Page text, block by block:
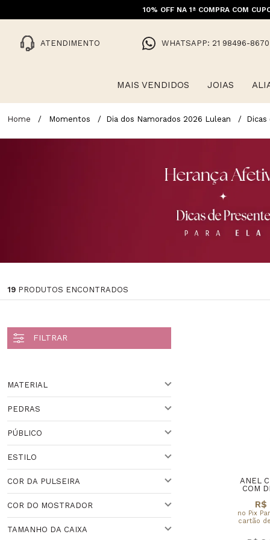
10% OFF NA 1ª COMPRA COM
ATENDIMENTO WHATSAPP: 21 98496-8670
MAIS VENDIDOS JOIAS
Momentos Dia dos Namorados 2026 Lulean
19 PRODUTOS ENCONTRADOS
MATERIAL
PEDRAS
PÚBLICO
ESTILO
COR DA PULSEIRA
COR DO MOSTRADOR
TAMANHO DA CAIXA
ANEL
COM
R$
no Pix
cartão